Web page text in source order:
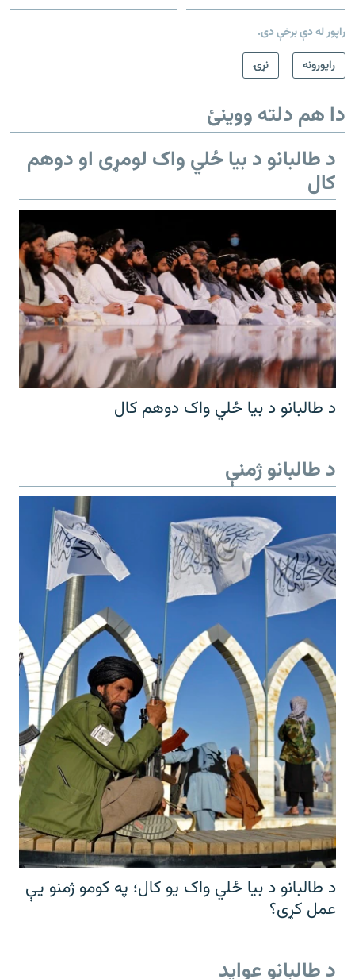
راپور له دې برخې دی.
راپورونه
نړۍ
دا هم دلته ووینئ
د طالبانو د بیا ځلي واک لومړی او دوهم
کال
د طالبانو د بیا ځلي واک دوهم کال
د طالبانو ژمنې
د طالبانو د بیا ځلي واک یو کال؛ په کومو ژمنو یې
عمل کړی؟
د طالبانو عواید